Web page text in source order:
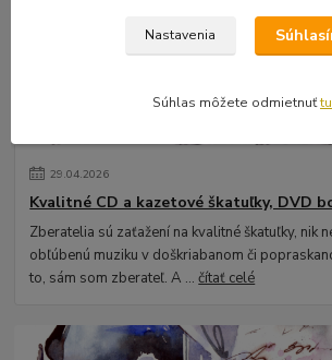
29.04.2026
Kvalitné CD a kazetové škatuľky, DVD
Zberatelia sú zaťažení na kvalitné škatuľky, nik
obľúbenú muziku v doškriabanom či
to, sám som zberateľ. A ...čítať celé
Nastavenia
Súhlas môžete odmietnuťtu